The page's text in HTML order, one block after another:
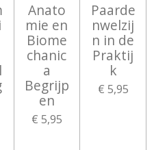
Anato
mie en
Biome
chanic
a
Begrijp
en
€ 5,95
Paarde
nwelzij
n in de
Praktij
k
€ 5,95